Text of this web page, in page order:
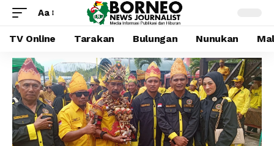
Aa
TV Online Tarakan Bulungan Nunukan